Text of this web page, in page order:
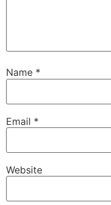
Name *
Email *
Website